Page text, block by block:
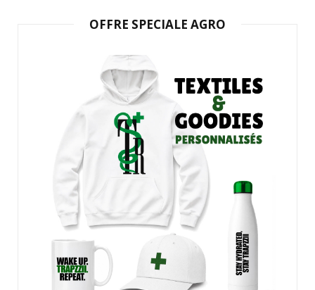
OFFRE SPECIALE AGRO